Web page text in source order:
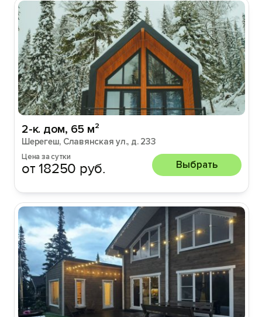
2-к. дом, 65 м²
Шерегеш, Славянская ул., д. 233
Цена за сутки
от 18250 руб. Выбрать